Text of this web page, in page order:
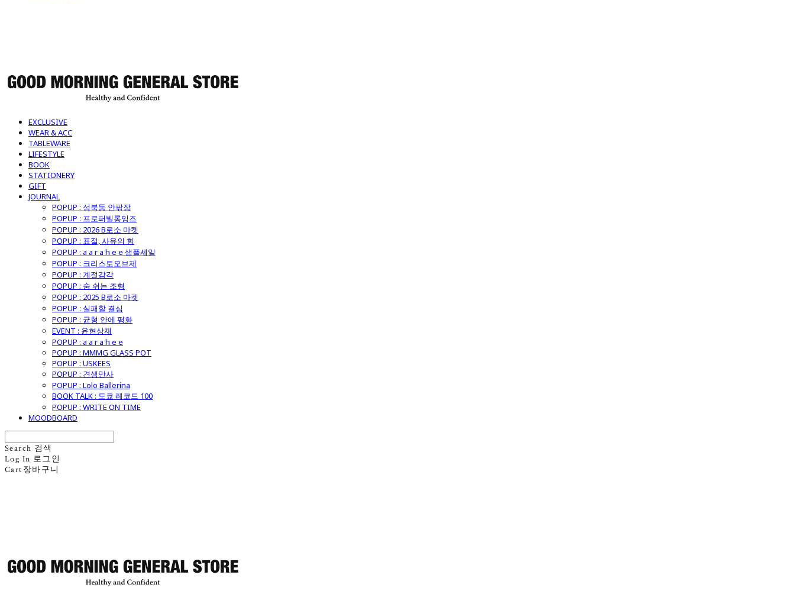
EXCLUSIVE
WEAR & ACC
TABLEWARE
LIFESTYLE
BOOK
STATIONERY
GIFT
JOURNAL
POPUP : 성북동 안팎장
POPUP : 프로퍼빌롱잉즈
POPUP : 2026 B로소 마켓
POPUP : 표절, 사유의 힘
POPUP : a a r a h e e 샘플세일
POPUP : 크리스토오브제
POPUP : 계절감각
POPUP : 숨 쉬는 조형
POPUP : 2025 B로소 마켓
POPUP : 실패할 결심
POPUP : 균형 안에 평화
EVENT : 윤현상재
POPUP : a a r a h e e
POPUP : MMMG GLASS POT
POPUP : USKEES
POPUP : 견생만사
POPUP : Lolo Ballerina
BOOK TALK : 도쿄 레코드 100
POPUP : WRITE ON TIME
MOODBOARD
Search 검색
Log In 로그인
Cart 장바구니